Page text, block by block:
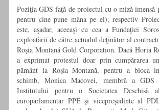
Poziţia GDS faţă de proiectul cu o miză imensă
pentru cine pune mâna pe el), respectiv
este, aşadar, aceeaşi cu cea a Fundaţiei
exploatării de către actualul deţinător al
Roşia Montană Gold Corporation. Dacă Horia
a exprimat protestul doar prin cumpărarea
pământ la Roşia Montană, pentru a bloca
schimb, Monica Macovei, membră a
Institutului pentru o Societatea Deschisă
europarlamentar PPE şi vicepreşedinte al